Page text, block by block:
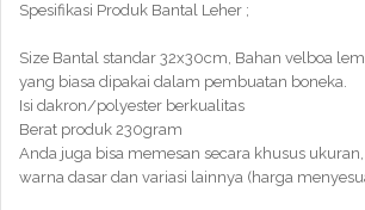
Spesifikasi Produk Bantal Leher ;
Size Bantal standar 32x30cm, Bahan velboa
yang biasa dipakai dalam pembuatan boneka.
Isi dakron/polyester berkualitas
Berat produk 230gram
Anda juga bisa memesan secara khusus
warna dasar dan variasi lainnya (harga